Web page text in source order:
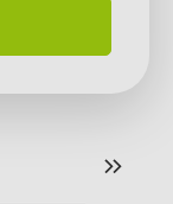
»